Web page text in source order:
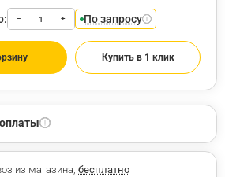
− + По запросу
Купить в 1 клик
из магазина, бесплатно